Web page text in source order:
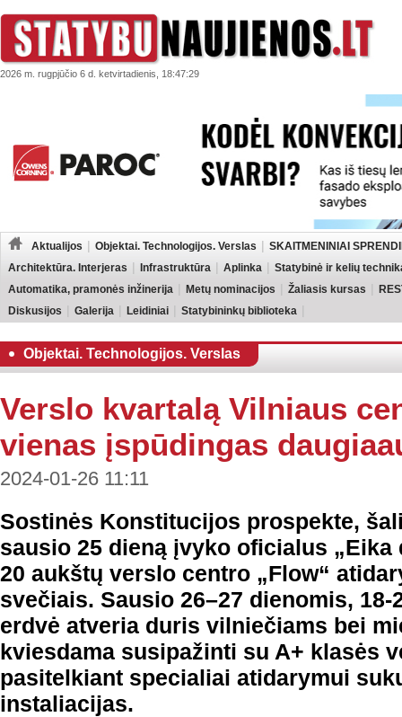
2026 m. rugpjūčio 6 d. ketvirtadienis, 18:47:29
Aktualijos Objektai. Technologijos. Verslas
SKAITMENINIAI
Architektūra. Interjeras
Infrastruktūra Aplinka
Statybinė ir kelių
Automatika, pramonės inžinerija
Metų nominacijos Žaliasis kursas
Diskusijos
Galerija Leidiniai Statybininkų biblioteka
Objektai. Technologijos. Verslas
Verslo kvartalą Vilniaus
vienas įspūdingas
2024-01-26 11:11
Sostinės Konstitucijos prospekte,
sausio 25 dieną įvyko oficialus „Eika
20 aukštų verslo centro „Flow“
svečiais. Sausio 26–27 dienomis,
erdvė atveria duris vilniečiams bei
kviesdama susipažinti su A+ klasės
pasitelkiant specialiai atidarymui
instaliacijas.